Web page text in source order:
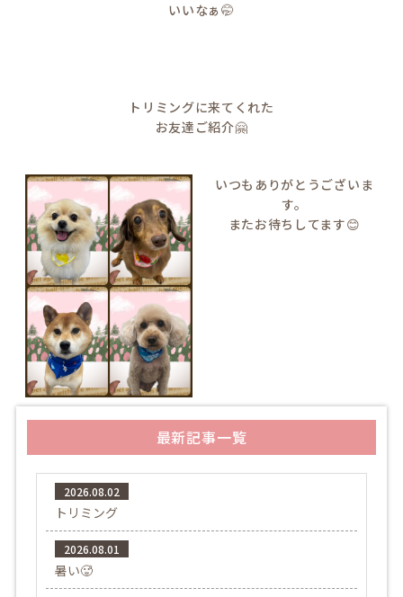
いいなぁ🤭
トリミングに来てくれた
お友達ご紹介🤗
いつもありがとうございま
す。
またお待ちしてます😊
最新記事一覧
2026.08.02
トリミング
2026.08.01
暑い🥵